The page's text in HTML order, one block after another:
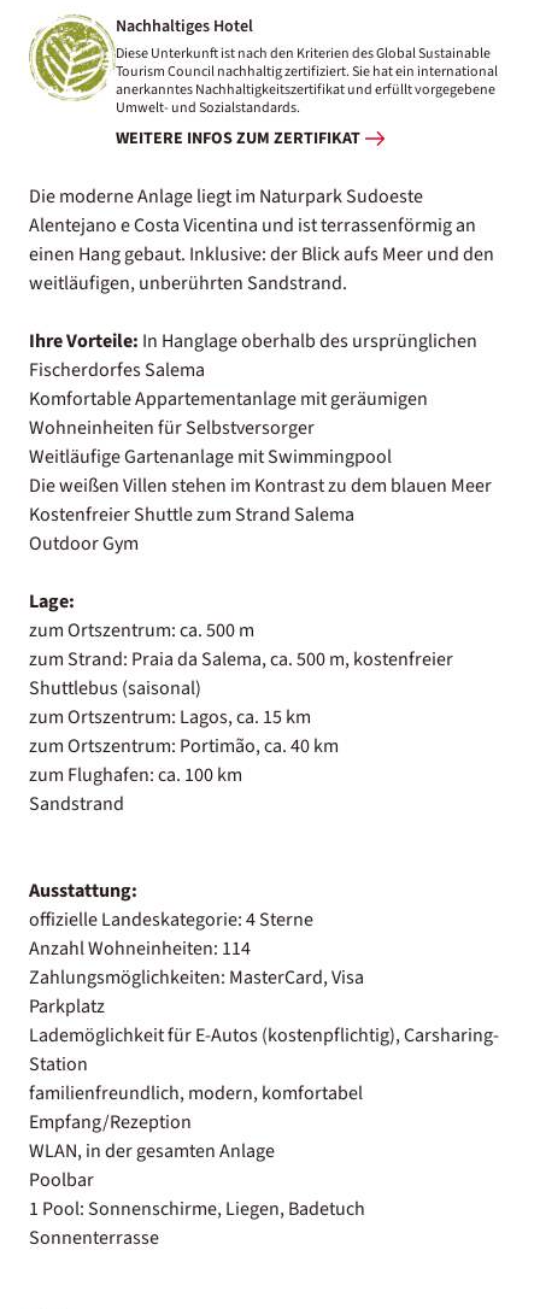
Nachhaltiges Hotel
Diese Unterkunft ist nach den Kriterien des Global Sustainable
Tourism Council nachhaltig zertifiziert. Sie hat ein international
anerkanntes Nachhaltigkeitszertifikat und erfüllt vorgegebene
Umwelt- und Sozialstandards.
WEITERE INFOS ZUM ZERTIFIKAT
Die moderne Anlage liegt im Naturpark Sudoeste
Alentejano e Costa Vicentina und ist terrassenförmig an
einen Hang gebaut. Inklusive: der Blick aufs Meer und den
weitläufigen, unberührten Sandstrand.
Ihre Vorteile: In Hanglage oberhalb des ursprünglichen
Fischerdorfes Salema
Komfortable Appartementanlage mit geräumigen
Wohneinheiten für Selbstversorger
Weitläufige Gartenanlage mit Swimmingpool
Die weißen Villen stehen im Kontrast zu dem blauen Meer
Kostenfreier Shuttle zum Strand Salema
Outdoor Gym
Lage:
zum Ortszentrum: ca. 500 m
zum Strand: Praia da Salema, ca. 500 m, kostenfreier
Shuttlebus (saisonal)
zum Ortszentrum: Lagos, ca. 15 km
zum Ortszentrum: Portimão, ca. 40 km
zum Flughafen: ca. 100 km
Sandstrand
Ausstattung:
offizielle Landeskategorie: 4 Sterne
Anzahl Wohneinheiten: 114
Zahlungsmöglichkeiten: MasterCard, Visa
Parkplatz
Lademöglichkeit für E-Autos (kostenpflichtig), Carsharing-
Station
familienfreundlich, modern, komfortabel
Empfang/Rezeption
WLAN, in der gesamten Anlage
Poolbar
1 Pool: Sonnenschirme, Liegen, Badetuch
Sonnenterrasse